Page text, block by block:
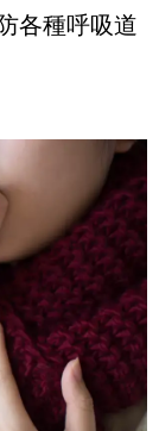
各種呼吸道